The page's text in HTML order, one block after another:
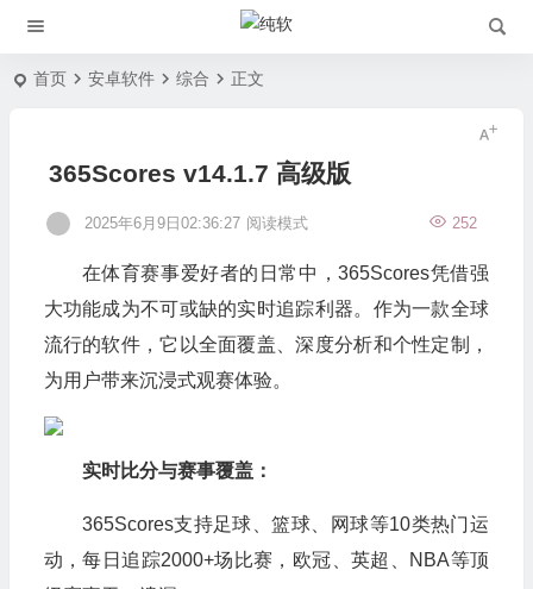
首页 安卓软件 综合 正文
365Scores v14.1.7 高级版
2025年6月9日02:36:27 252
阅读模式
在体育赛事爱好者的日常中，365Scores凭借强
大功能成为不可或缺的实时追踪利器。作为一款全球
流行的软件，它以全面覆盖、深度分析和个性定制，
为用户带来沉浸式观赛体验。
实时比分与赛事覆盖：
365Scores支持足球、篮球、网球等10类热门运
动，每日追踪2000+场比赛，欧冠、英超、NBA等顶